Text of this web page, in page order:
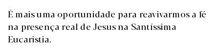
É mais uma oportunidade para reavivarmos a fé
na presença real de Jesus na Santíssima
Eucaristia.